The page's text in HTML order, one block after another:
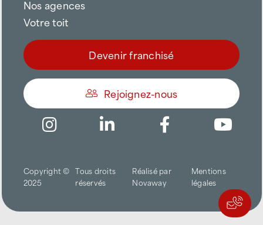
Nos agences
Votre toit
Devenir franchisé
Rejoignez-nous
Copyright ©
2025
Tous droits
réservés
Réalisé par
Novaway
Mentions
légales
Trouver une agence